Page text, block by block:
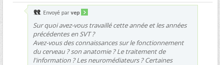
Envoyé par vep
Sur quoi avez-vous travaillé cette année et les années
précédentes en SVT ?
Avez-vous des connaissances sur le fonctionnement
du cerveau ? son anatomie ? Le traitement de
l'information ? Les neuromédiateurs ? Certaines